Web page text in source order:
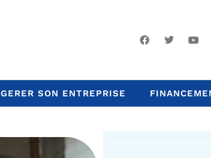
GERER SON ENTREPRISE